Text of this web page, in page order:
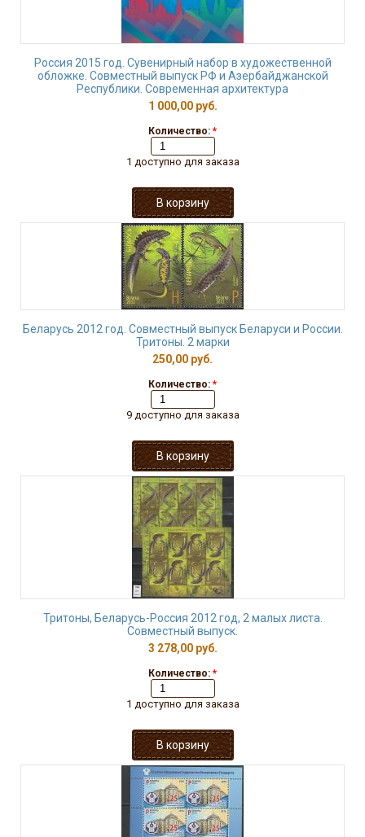
Россия 2015 год. Сувенирный набор в художественной
обложке. Совместный выпуск РФ и Азербайджанской
Республики. Современная архитектура
1 000,00 руб.
Количество: *
1 доступно для заказа
Беларусь 2012 год. Совместный выпуск Беларуси и России.
Тритоны. 2 марки
250,00 руб.
Количество: *
9 доступно для заказа
Тритоны, Беларусь-Россия 2012 год, 2 малых листа.
Совместный выпуск.
3 278,00 руб.
Количество: *
1 доступно для заказа